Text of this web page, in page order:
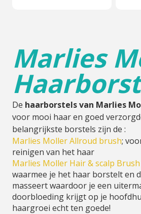
Marlies
De haarborstels van Marlies
voor mooi haar en goed
belangrijkste borstels zijn de :
Marlies Moller Allroud brush;
reinigen van het haar
Marlies Moller Hair & scalp Brush
waarmee je het haar borstelt en
masseert waardoor je een
doorbloeding krijgt op je
haargroei echt ten goede!